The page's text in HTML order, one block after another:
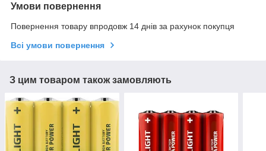
Умови повернення
Повернення товару впродовж 14 днів за рахунок покупця
Всі умови повернення
З цим товаром також замовляють